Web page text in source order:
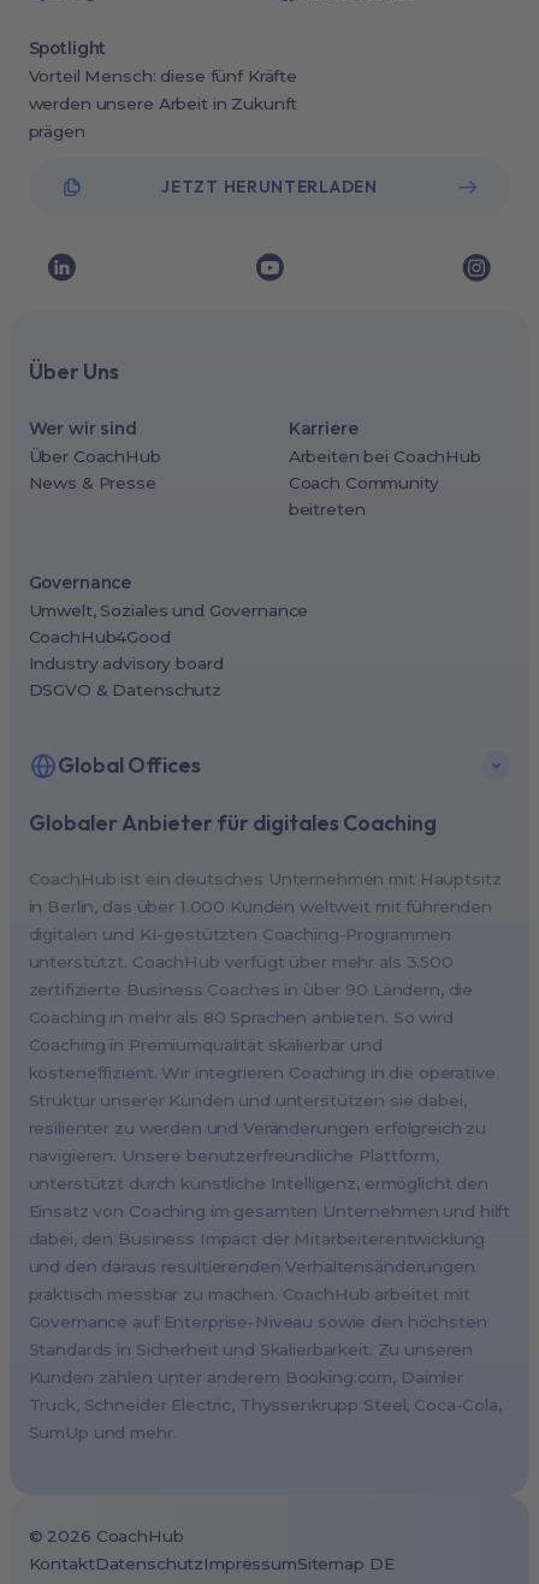
Spotlight
Vorteil Mensch: diese fünf Kräfte
werden unsere Arbeit in Zukunft
prägen
JETZT HERUNTERLADEN
Globaler Anbieter für digitales Coaching
CoachHub ist ein deutsches Unternehmen mit Hauptsitz
in Berlin, das über 1.000 Kunden weltweit mit führenden
digitalen und KI-gestützten Coaching-Programmen
unterstützt. CoachHub verfügt über mehr als 3.500
zertifizierte Business Coaches in über 90 Ländern, die
Coaching in mehr als 80 Sprachen anbieten. So wird
Coaching in Premiumqualität skalierbar und
kosteneffizient. Wir integrieren Coaching in die operative
Struktur unserer Kunden und unterstützen sie dabei,
resilienter zu werden und Veränderungen erfolgreich zu
navigieren. Unsere benutzerfreundliche Plattform,
unterstützt durch künstliche Intelligenz, ermöglicht den
Einsatz von Coaching im gesamten Unternehmen und hilft
dabei, den Business Impact der Mitarbeiterentwicklung
und den daraus resultierenden Verhaltensänderungen
praktisch messbar zu machen. CoachHub arbeitet mit
Governance auf Enterprise-Niveau sowie den höchsten
Standards in Sicherheit und Skalierbarkeit. Zu unseren
Kunden zählen unter anderem Booking.com, Daimler
Truck, Schneider Electric, Thyssenkrupp Steel, Coca-Cola,
SumUp und mehr.
Über Uns
Wer wir sind
Über CoachHub
News & Presse
Karriere
Arbeiten bei CoachHub
Coach Community
beitreten
Governance
Umwelt, Soziales und Governance
CoachHub4Good
Industry advisory board
DSGVO & Datenschutz
Global Offices
New York, USA (North America HQ)
London, UK
Paris, France
Melbourne, Australia
Amsterdam, Netherlands
Milan, Italy
Madrid, Spain
Stockholm, Sweden
Vienna, Austria
Copenhagen, Denmark
Brussels, Belgium
Lisbon, Portugal
Tokyo, Japan
Cape Town, South Africa
São Paulo, Brazil
Toronto, Canada
© 2026 CoachHub
KontaktDatenschutzImpressumSitemap DE